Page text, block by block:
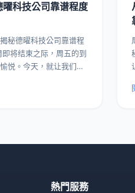
科技公司靠谱程度
秘德曜科技公司靠谱程
悦。今天，就让我们来
读其靠谱程度。通过实
秘密
熱門服務